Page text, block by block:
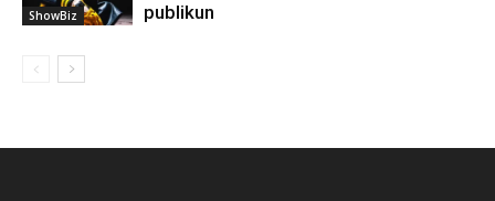
ShowBiz
publikun